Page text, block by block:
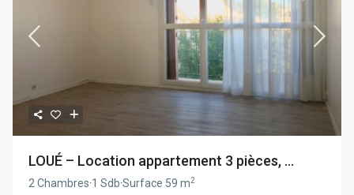
LOUÉ – Location appartement 3 pièces, ...
2 Chambres·1 Sdb·Surface 59 m2